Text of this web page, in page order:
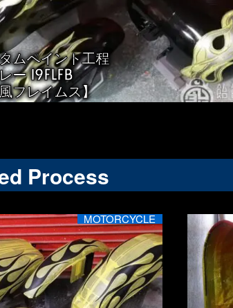
ムペイント工程
ー 19FLFB
フレイムス】
Process
MOTORCYCLE